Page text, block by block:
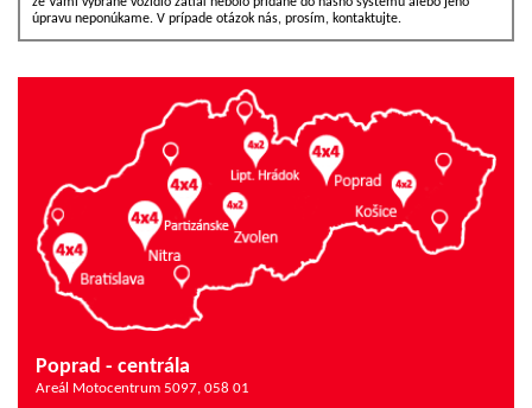
úpravu neponúkame. V prípade otázok nás, prosím, kontaktujte.
Poprad - centrála
Areál Motocentrum 5097, 058 01